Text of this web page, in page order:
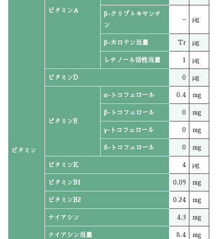
ビタミン
ビタミンA
β-クリプトキサンチ
ン
– μg
β-カロテン当量 Tr μg
レチノール活性当量 1 μg
ビタミンD 0 μg
ビタミンE
α-トコフェロール 0.4 mg
β-トコフェロール 0 mg
γ-トコフェロール 0 mg
δ-トコフェロール 0 mg
ビタミンK 4 μg
ビタミンB1 0.09 mg
ビタミンB2 0.24 mg
ナイアシン 4.3 mg
ナイアシン当量 8.4 mg